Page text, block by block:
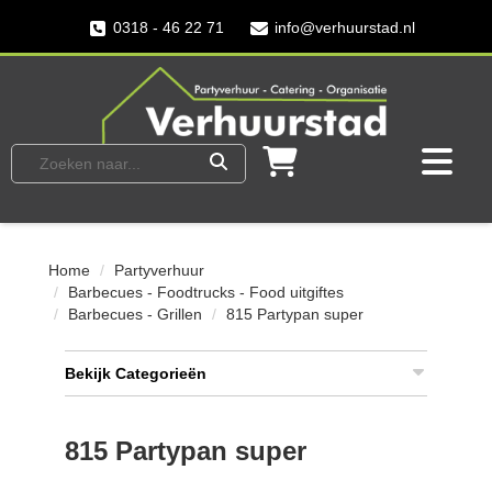
0318 - 46 22 71 info@verhuurstad.nl
Home
Partyverhuur
Barbecues - Foodtrucks - Food uitgiftes
Barbecues - Grillen
815 Partypan super
Bekijk Categorieën
815 Partypan super